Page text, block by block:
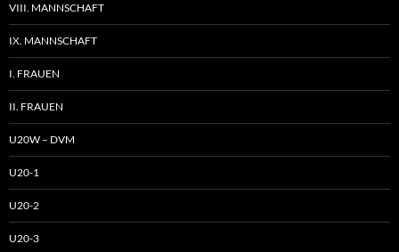
VIII. MANNSCHAFT
IX. MANNSCHAFT
I. FRAUEN
II. FRAUEN
U20W – DVM
U20-1
U20-2
U20-3